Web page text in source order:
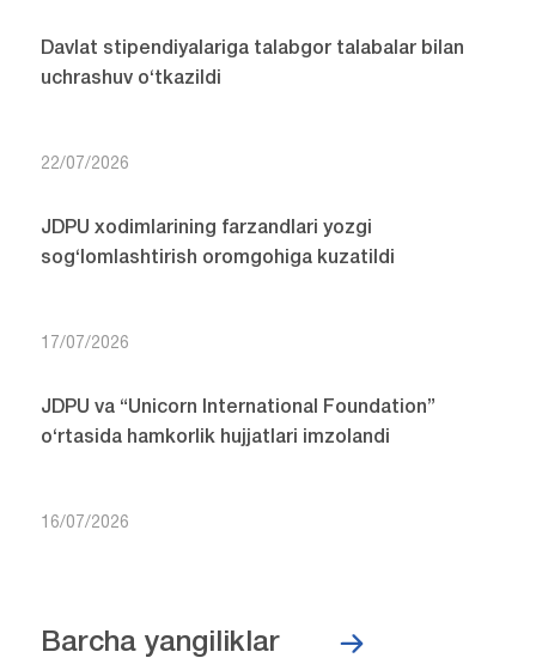
Davlat stipendiyalariga talabgor talabalar bilan
uchrashuv o‘tkazildi
22/07/2026
JDPU xodimlarining farzandlari yozgi
sog‘lomlashtirish oromgohiga kuzatildi
17/07/2026
JDPU va “Unicorn International Foundation”
o‘rtasida hamkorlik hujjatlari imzolandi
16/07/2026
Barcha yangiliklar